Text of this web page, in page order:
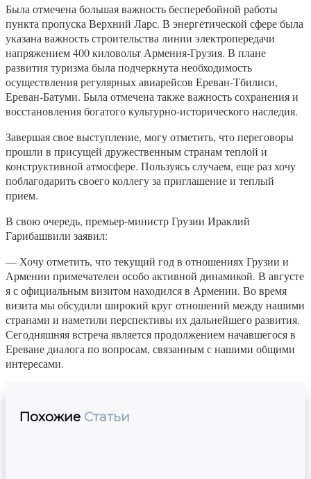
Была отмечена большая важность бесперебойной работы
пункта пропуска Верхний Ларс. В энергетической сфере была
указана важность строительства линии электропередачи
напряжением 400 киловольт Армения-Грузия. В плане
развития туризма была подчеркнута необходимость
осуществления регулярных авиарейсов Ереван-Тбилиси,
Ереван-Батуми. Была отмечена также важность сохранения и
восстановления богатого культурно-исторического наследия.
Завершая свое выступление, могу отметить, что переговоры
прошли в присущей дружественным странам теплой и
конструктивной атмосфере. Пользуясь случаем, еще раз хочу
поблагодарить своего коллегу за приглашение и теплый
прием.
В свою очередь, премьер-министр Грузии Ираклий
Гарибашвили заявил:
— Хочу отметить, что текущий год в отношениях Грузии и
Армении примечателен особо активной динамикой. В августе
я с официальным визитом находился в Армении. Во время
визита мы обсудили широкий круг отношений между нашими
странами и наметили перспективы их дальнейшего развития.
Сегодняшняя встреча является продолжением начавшегося в
Ереване диалога по вопросам, связанным с нашими общими
интересами.
Похожие Статьи